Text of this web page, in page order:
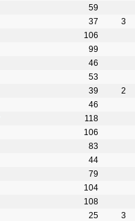
59
37
3
106
99
46
53
39
2
46
118
106
83
44
79
104
108
25 3